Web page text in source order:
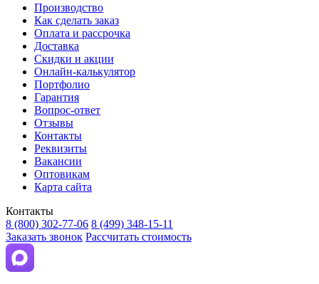
Производство
Как сделать заказ
Оплата и рассрочка
Доставка
Скидки и акции
Онлайн-калькулятор
Портфолио
Гарантия
Вопрос-ответ
Отзывы
Контакты
Реквизиты
Вакансии
Оптовикам
Карта сайта
Контакты
8 (800) 302-77-06 8 (499) 348-15-11
Заказать звонок Рассчитать стоимость